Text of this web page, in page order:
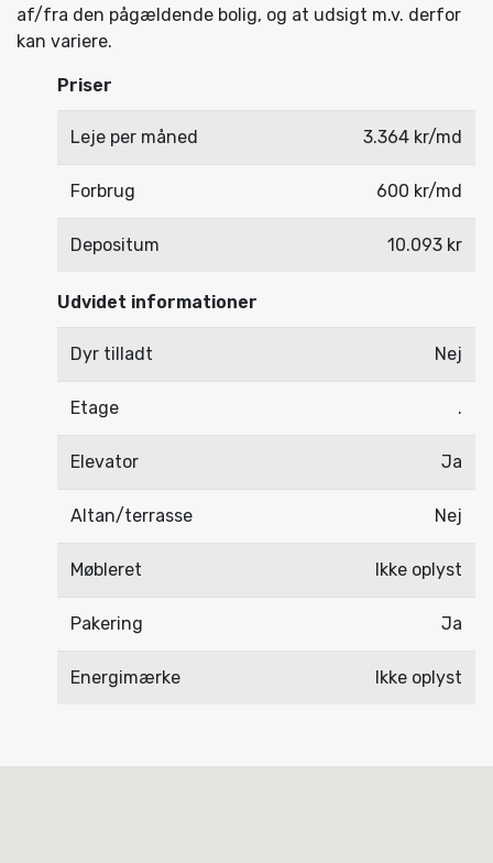
af/fra den pågældende bolig, og at udsigt m.v. derfor
kan variere.
Priser
Leje per måned 3.364 kr/md
Forbrug 600 kr/md
Depositum 10.093 kr
Udvidet informationer
Dyr tilladt Nej
Etage .
Elevator Ja
Altan/terrasse Nej
Møbleret Ikke oplyst
Pakering Ja
Energimærke Ikke oplyst